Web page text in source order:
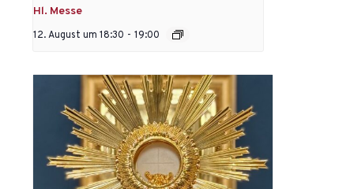
Hl. Messe
12. August um 18:30 - 19:00